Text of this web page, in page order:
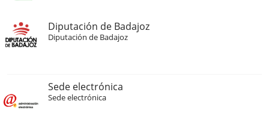
Diputación de Badajoz
Diputación de Badajoz
Sede electrónica
Sede electrónica